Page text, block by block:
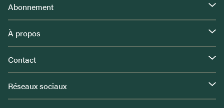
Abonnement
À propos
Contact
Réseaux sociaux